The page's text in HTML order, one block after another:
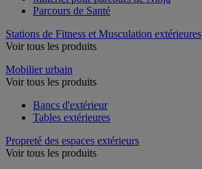
Parcours de Santé
Stations de Fitness et Musculation extérieures
Voir tous les produits
Mobilier urbain
Voir tous les produits
Bancs d'extérieur
Tables extérieures
Propreté des espaces extérieurs
Voir tous les produits